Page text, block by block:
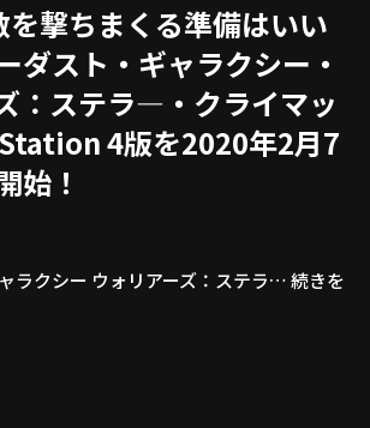
を撃ちまくる準備はいい
ダスト・ギャラクシー・
：ステラ―・クライマッ
4版を2020年2月7
始！
ラクシー ウォリアーズ：ステラ…続きを